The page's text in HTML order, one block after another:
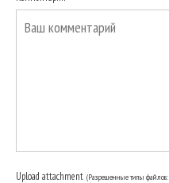
Upload attachment (Разрешенные типы файлов: